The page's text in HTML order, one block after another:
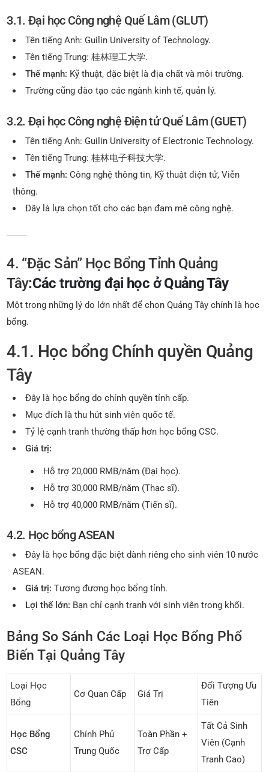
3.1. Đại học Công nghệ Quế Lâm (GLUT)
Tên tiếng Anh: Guilin University of Technology.
Tên tiếng Trung: 桂林理工大学.
Thế mạnh: Kỹ thuật, đặc biệt là địa chất và môi trường.
Trường cũng đào tạo các ngành kinh tế, quản lý.
3.2. Đại học Công nghệ Điện tử Quế Lâm (GUET)
Tên tiếng Anh: Guilin University of Electronic Technology.
Tên tiếng Trung: 桂林电子科技大学.
Thế mạnh: Công nghệ thông tin, Kỹ thuật điện tử, Viễn
thông.
Đây là lựa chọn tốt cho các bạn đam mê công nghệ.
4. “Đặc Sản” Học Bổng Tỉnh Quảng
Tây:Các trường đại học ở Quảng Tây
Một trong những lý do lớn nhất để chọn Quảng Tây chính là học
bổng.
4.1. Học bổng Chính quyền Quảng
Tây
Đây là học bổng do chính quyền tỉnh cấp.
Mục đích là thu hút sinh viên quốc tế.
Tỷ lệ cạnh tranh thường thấp hơn học bổng CSC.
Giá trị:
Hỗ trợ 20,000 RMB/năm (Đại học).
Hỗ trợ 30,000 RMB/năm (Thạc sĩ).
Hỗ trợ 40,000 RMB/năm (Tiến sĩ).
4.2. Học bổng ASEAN
Đây là học bổng đặc biệt dành riêng cho sinh viên 10 nước
ASEAN.
Giá trị: Tương đương học bổng tỉnh.
Lợi thế lớn: Bạn chỉ cạnh tranh với sinh viên trong khối.
Bảng So Sánh Các Loại Học Bổng Phổ
Biến Tại Quảng Tây
Loại Học
Bổng
Cơ Quan Cấp Giá Trị
Đối Tượng Ưu
Tiên
Học Bổng
CSC
Chính Phủ
Trung Quốc
Toàn Phần +
Trợ Cấp
Tất Cả Sinh
Viên (cạnh
Tranh Cao)